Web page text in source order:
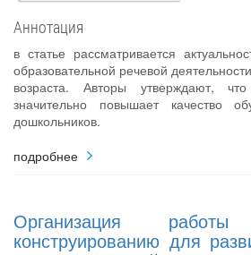
Аннотация
в статье рассматривается
образовательной речевой
возраста. Авторы утверждают,
значительно повышает качество
дошкольников.
подробнее
Организация
конструированию для